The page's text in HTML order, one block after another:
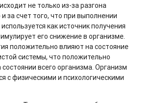
комплекс для лица и тела
на ягодицы
не только из-за разгона
за счет того, что при выполнении
как источник получения
его снижение в организме.
положительно влияют на состояние
системы, что положительно
состоянии всего организма. Организм
с физическими и психологическими